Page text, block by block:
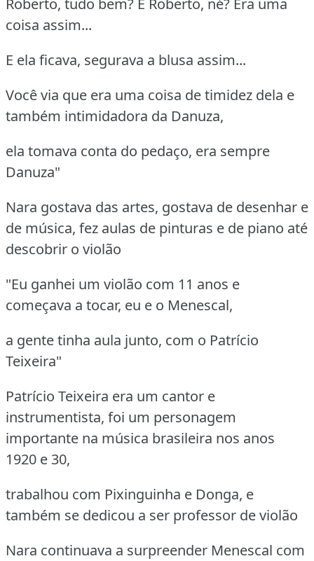
Roberto, tudo bem? É Roberto, né? Era uma
coisa assim...
E ela ficava, segurava a blusa assim...
Você via que era uma coisa de timidez dela e
também intimidadora da Danuza,
ela tomava conta do pedaço, era sempre
Danuza"
Nara gostava das artes, gostava de desenhar e
de música, fez aulas de pinturas e de piano até
descobrir o violão
"Eu ganhei um violão com 11 anos e
começava a tocar, eu e o Menescal,
a gente tinha aula junto, com o Patrício
Teixeira"
Patrício Teixeira era um cantor e
instrumentista, foi um personagem
importante na música brasileira nos anos
1920 e 30,
trabalhou com Pixinguinha e Donga, e
também se dedicou a ser professor de violão
Nara continuava a surpreender Menescal com